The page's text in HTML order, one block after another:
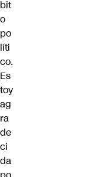
bit
o
po
líti
co.
Es
toy
ag
ra
de
ci
da